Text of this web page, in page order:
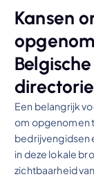
Kansen
Een belangrijk
om opgenomen
bedrijvengidsen
in deze lokale
zichtbaarheid